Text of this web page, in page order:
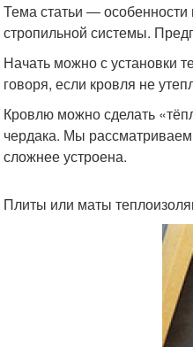
Тема статьи ―
стропильной системы.
Начать можно с установки
говоря, если кровля не
Кровлю можно сделать
чердака. Мы
сложнее устроена.
Плиты или маты